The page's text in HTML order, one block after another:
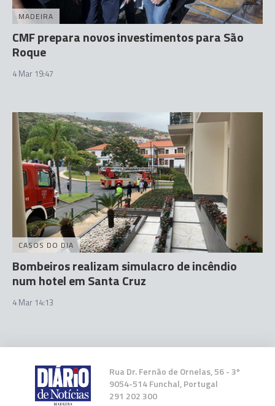
MADEIRA
CMF prepara novos investimentos para São
Roque
4 Mar 19:47
CASOS DO DIA
Bombeiros realizam simulacro de incêndio
num hotel em Santa Cruz
4 Mar 14:13
Rua Dr. Fernão de Ornelas, 56 - 3º
9054-514 Funchal, Portugal
291 202 300